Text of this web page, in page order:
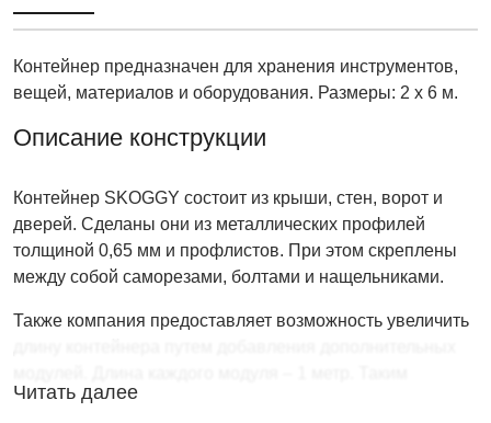
Контейнер предназначен для хранения инструментов,
вещей, материалов и оборудования. Размеры: 2 х 6 м.
Описание конструкции
Контейнер SKOGGY состоит из крыши, стен, ворот и
дверей. Сделаны они из металлических профилей
толщиной 0,65 мм и профлистов. При этом скреплены
между собой саморезами, болтами и нащельниками.
Также компания предоставляет возможность увеличить
образом, размер можно увеличить от 6 метров до 7-ми,
Читать далее